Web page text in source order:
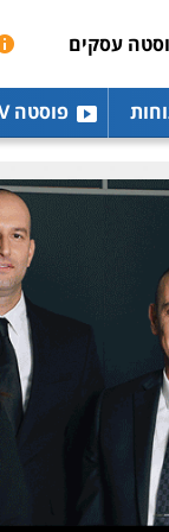
עסקים
פוסטה TV